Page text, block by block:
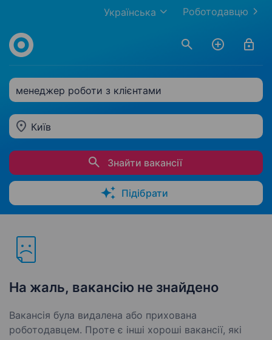
Роботодавцю
Українська
менеджер роботи з клієнтами
Київ
Знайти вакансії
Підібрати
На жаль, вакансію не знайдено
Вакансія була видалена або прихована
роботодавцем. Проте є інші хороші вакансії, які